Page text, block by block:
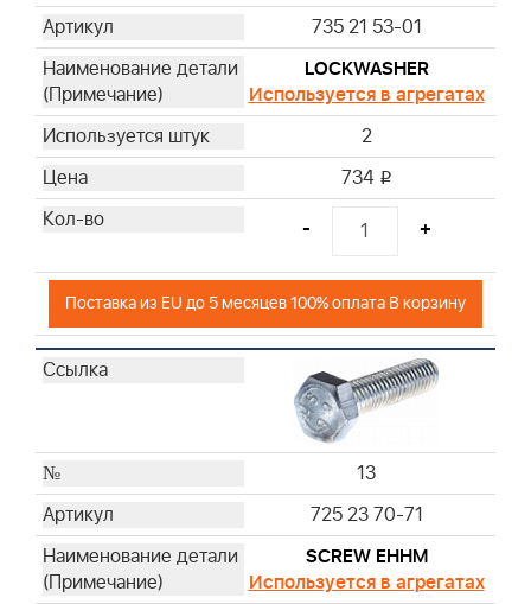
735 21 53-01
LOCKWASHER
Используется в агрегатах
2
734 i
- +
Поставка из EU до 5 месяцев 100% оплата В корзину
13
725 23 70-71
SCREW EHHM
Используется в агрегатах